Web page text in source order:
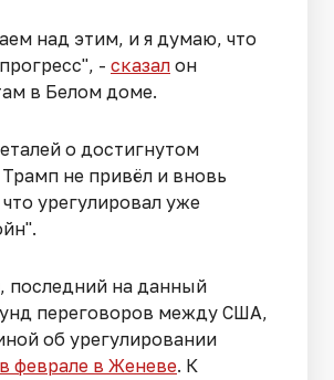
над этим, и я думаю, что
- сказал он
в Белом доме.
о достигнутом
не привёл и вновь
урегулировал уже
последний на данный
переговоров между США,
об урегулировании
в феврале в Женеве. К